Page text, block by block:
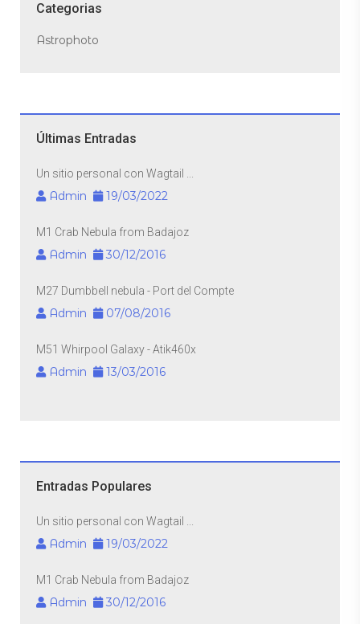
Categorias
Astrophoto
Últimas Entradas
Un sitio personal con Wagtail ...
Admin 19/03/2022
M1 Crab Nebula from Badajoz
Admin 30/12/2016
M27 Dumbbell nebula - Port del Compte
Admin 07/08/2016
M51 Whirpool Galaxy - Atik460x
Admin 13/03/2016
Entradas Populares
Un sitio personal con Wagtail ...
Admin 19/03/2022
M1 Crab Nebula from Badajoz
Admin 30/12/2016